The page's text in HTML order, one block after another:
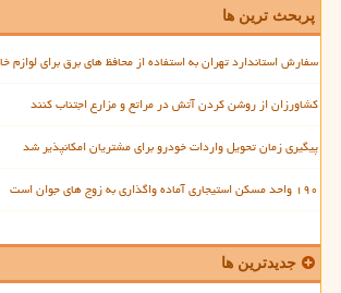
پربحث ترین ها
سفارش استاندارد تهران به استفاده از محافظ های برق برای لوازم
کشاورزان از روشن کردن آتش در مراتع و مزارع اجتناب کنند
پیگیری زمان تحویل واردات خودرو برای مشتریان امکانپذیر شد
۱۹۰ واحد مسکن استیجاری آماده واگذاری به زوج های جوان است
جدیدترین ها